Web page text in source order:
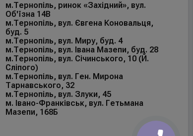
м.Тернопіль, ринок «Західний», вул.
Об'їзна 14В
м.Тернопіль, вул. Євгена Коновальця,
буд. 5
м.Тернопіль, вул. Миру, буд. 4
м.Тернопіль, вул. Івана Мазепи, буд. 28
м.Тернопіль, вул. Січинського, 10 (Й.
Сліпого)
м.Тернопіль, вул. Ген. Мирона
Тарнавського, 32
м.Тернопіль, вул. Злуки, 45
м. Івано-Франківськ, вул. Гетьмана
Мазепи, 168Б